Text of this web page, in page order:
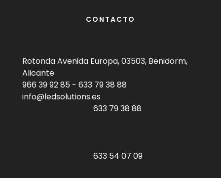
CONTACTO
Rotonda Avenida Europa, 03503, Benidorm,
Alicante
966 39 92 85 - 633 79 38 88
info@ledsolutions.es
633 79 38 88
633 54 07 09